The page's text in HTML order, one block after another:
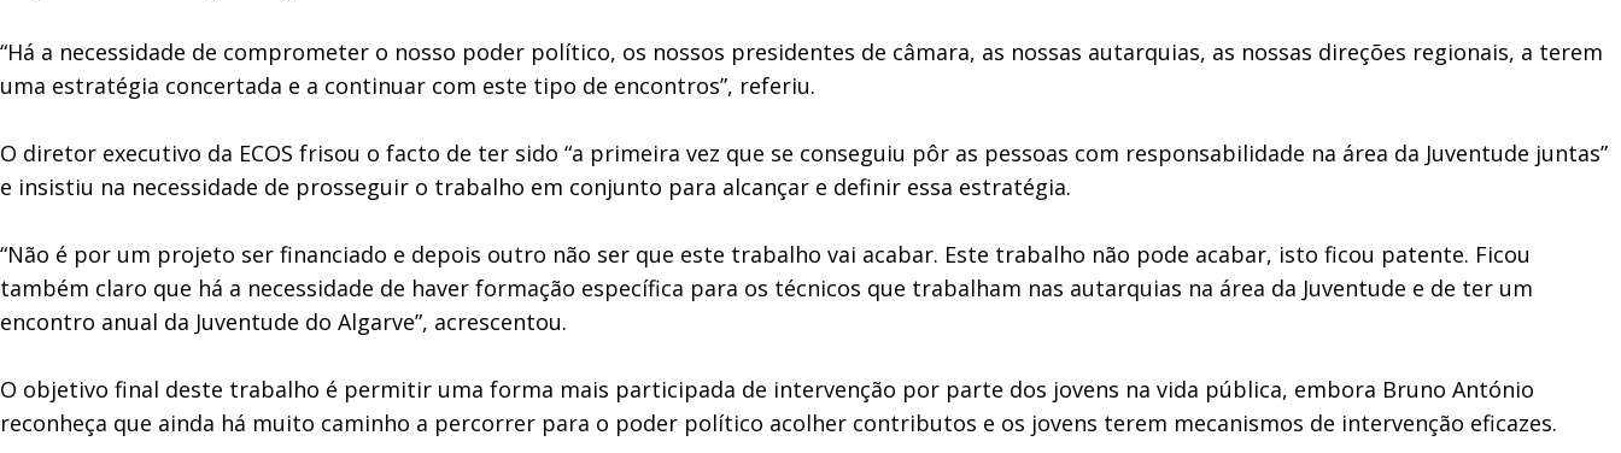
“Há a necessidade de comprometer o nosso poder político, os nossos presidentes de câmara, as nossas autarquias, as nossas direções regionais, a terem
uma estratégia concertada e a continuar com este tipo de encontros”, referiu.
O diretor executivo da ECOS frisou o facto de ter sido “a primeira vez que se conseguiu pôr as pessoas com responsabilidade na área da Juventude juntas”
e insistiu na necessidade de prosseguir o trabalho em conjunto para alcançar e definir essa estratégia.
“Não é por um projeto ser financiado e depois outro não ser que este trabalho vai acabar. Este trabalho não pode acabar, isto ficou patente. Ficou
também claro que há a necessidade de haver formação específica para os técnicos que trabalham nas autarquias na área da Juventude e de ter um
encontro anual da Juventude do Algarve”, acrescentou.
O objetivo final deste trabalho é permitir uma forma mais participada de intervenção por parte dos jovens na vida pública, embora Bruno António
reconheça que ainda há muito caminho a percorrer para o poder político acolher contributos e os jovens terem mecanismos de intervenção eficazes.